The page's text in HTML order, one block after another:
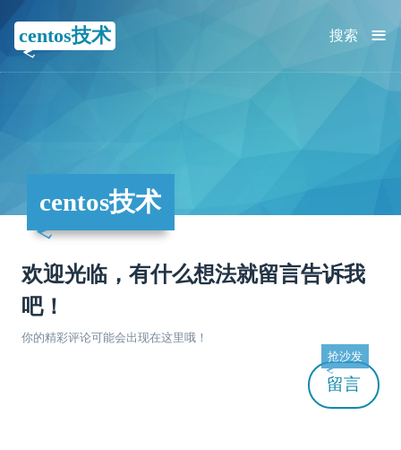
centos技术 ≡
搜索
centos技术
欢迎光临，有什么想法就留言告诉我
吧！
你的精彩评论可能会出现在这里哦！
留言
抢沙发